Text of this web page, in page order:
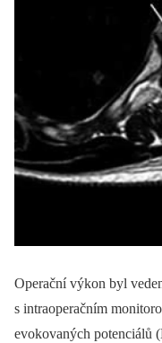
Operační výkon byl
s intraoperačním
evokovaných potenciálů